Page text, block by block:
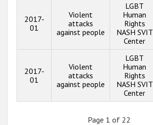
2017-
01
Violent
attacks
against people
LGBT
Human
Rights
NASH SVIT
Center
2017-
01
Violent
attacks
against people
LGBT
Human
Rights
NASH SVIT
Center
Page 1 of 22